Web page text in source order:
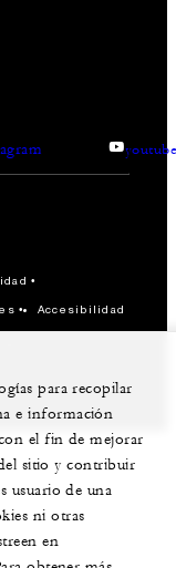
Accesibilidad
para recopilar
e información
el fin de mejorar
sitio y contribuir
usuario de una
ni otras
en